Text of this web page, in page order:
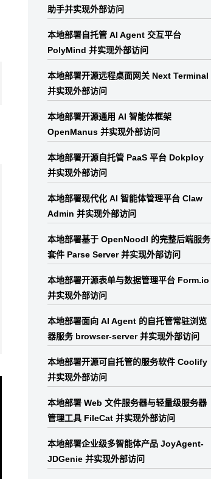
助手并实现外部访问
本地部署自托管 AI Agent 交互平台
PolyMind 并实现外部访问
本地部署开源远程桌面网关 Next Terminal
并实现外部访问
本地部署开源通用 AI 智能体框架
OpenManus 并实现外部访问
本地部署开源自托管 PaaS 平台 Dokploy
并实现外部访问
本地部署现代化 AI 智能体管理平台 Claw
Admin 并实现外部访问
本地部署基于 OpenNoodl 的完整后端服务
套件 Parse Server 并实现外部访问
本地部署开源表单与数据管理平台 Form.io
并实现外部访问
本地部署面向 AI Agent 的自托管常驻浏览
器服务 browser-server 并实现外部访问
本地部署开源可自托管的服务软件 Coolify
并实现外部访问
本地部署 Web 文件服务器与轻量级服务器
管理工具 FileCat 并实现外部访问
本地部署企业级多智能体产品 JoyAgent-
JDGenie 并实现外部访问